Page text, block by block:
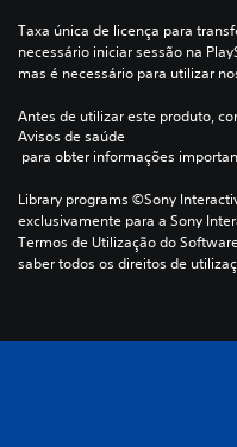
Taxa única de licença para
necessário iniciar sessão na
mas é necessário para utilizar
Antes de utilizar este produto,
Avisos de saúde
para obter informações
Library programs ©Sony
exclusivamente para a Sony
Termos de Utilização do
saber todos os direitos de